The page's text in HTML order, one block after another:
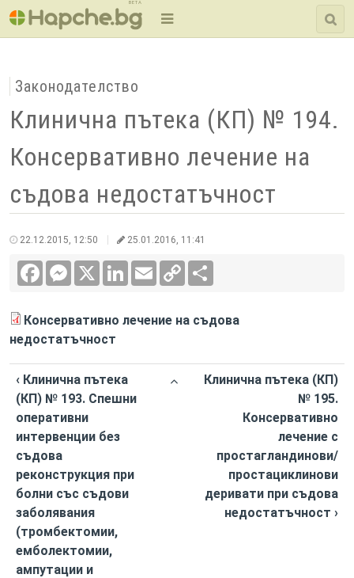
BETA
Законодателство
Клинична пътека (КП) № 194.
Консервативно лечение на
съдова недостатъчност
22.12.2015, 12:50 25.01.2016, 11:41
FacebookMessenger LinkedInEmail
Copy
Link
Консервативно лечение на съдова
недостатъчност
‹ Клинична пътека
(КП) № 193. Спешни
оперативни
интервенции без
съдова
реконструкция при
болни със съдови
заболявания
(тромбектомии,
емболектомии,
ампутации и
Клинична пътека (КП)
№ 195.
Консервативно
лечение с
простагландинови/
простациклинови
деривати при съдова
недостатъчност ›